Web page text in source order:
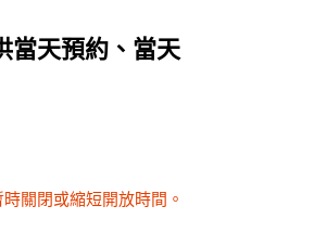
當天預約、當天
關閉或縮短開放時間。